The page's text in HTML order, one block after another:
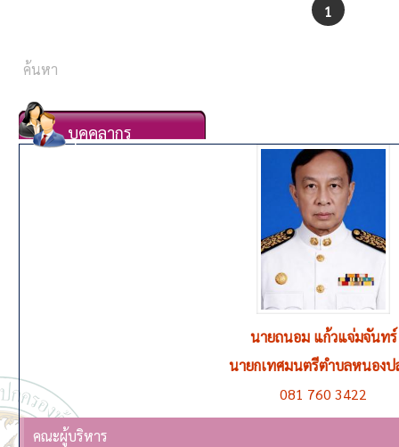
1
บุคคลากร
นายถนอม แก้วแจ่มจันทร์
นายกเทศมนตรีตำบลหนองป
081 760 3422
คณะผู้บริหาร